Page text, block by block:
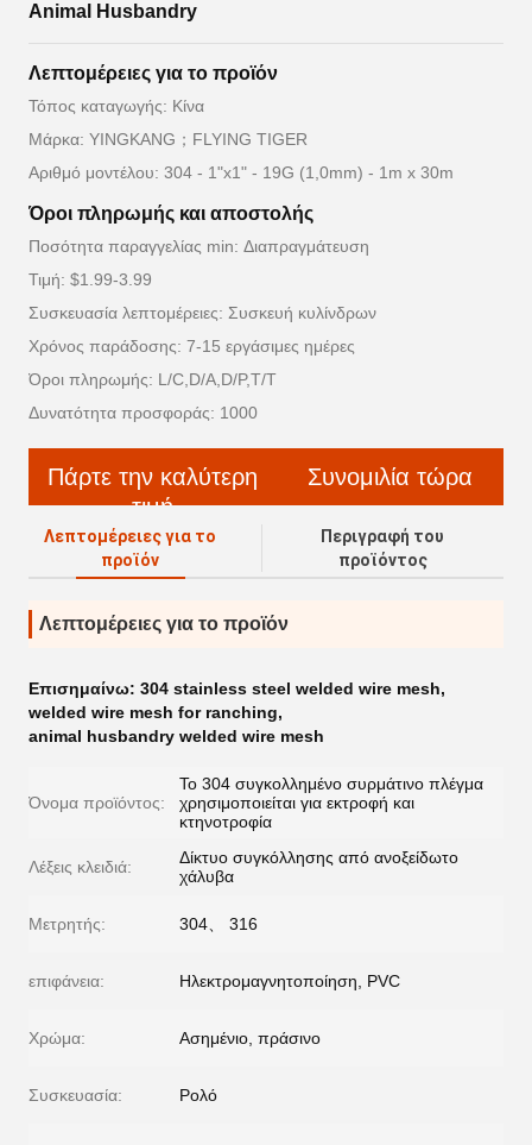
Animal Husbandry
Λεπτομέρειες για το προϊόν
Τόπος καταγωγής: Κίνα
Μάρκα: YINGKANG；FLYING TIGER
Αριθμό μοντέλου: 304 - 1"x1" - 19G (1,0mm) - 1m x 30m
Όροι πληρωμής και αποστολής
Ποσότητα παραγγελίας min: Διαπραγμάτευση
Τιμή: $1.99-3.99
Συσκευασία λεπτομέρειες: Συσκευή κυλίνδρων
Χρόνος παράδοσης: 7-15 εργάσιμες ημέρες
Όροι πληρωμής: L/C,D/A,D/P,T/T
Δυνατότητα προσφοράς: 1000
Πάρτε την καλύτερη
τιμή
Συνομιλία τώρα
Λεπτομέρειες για το
προϊόν
Περιγραφή του
προϊόντος
Λεπτομέρειες για το προϊόν
Επισημαίνω: 304 stainless steel welded wire mesh,
welded wire mesh for ranching,
animal husbandry welded wire mesh
Όνομα προϊόντος:
Το 304 συγκολλημένο συρμάτινο πλέγμα
χρησιμοποιείται για εκτροφή και
κτηνοτροφία
Λέξεις κλειδιά:
Δίκτυο συγκόλλησης από ανοξείδωτο
χάλυβα
Μετρητής: 304、 316
επιφάνεια: Ηλεκτρομαγνητοποίηση, PVC
Χρώμα: Ασημένιο, πράσινο
Συσκευασία: Ρολό